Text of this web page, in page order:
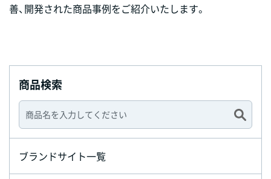
善、開発された商品事例をご紹介いたします。
商品検索
ブランドサイト一覧